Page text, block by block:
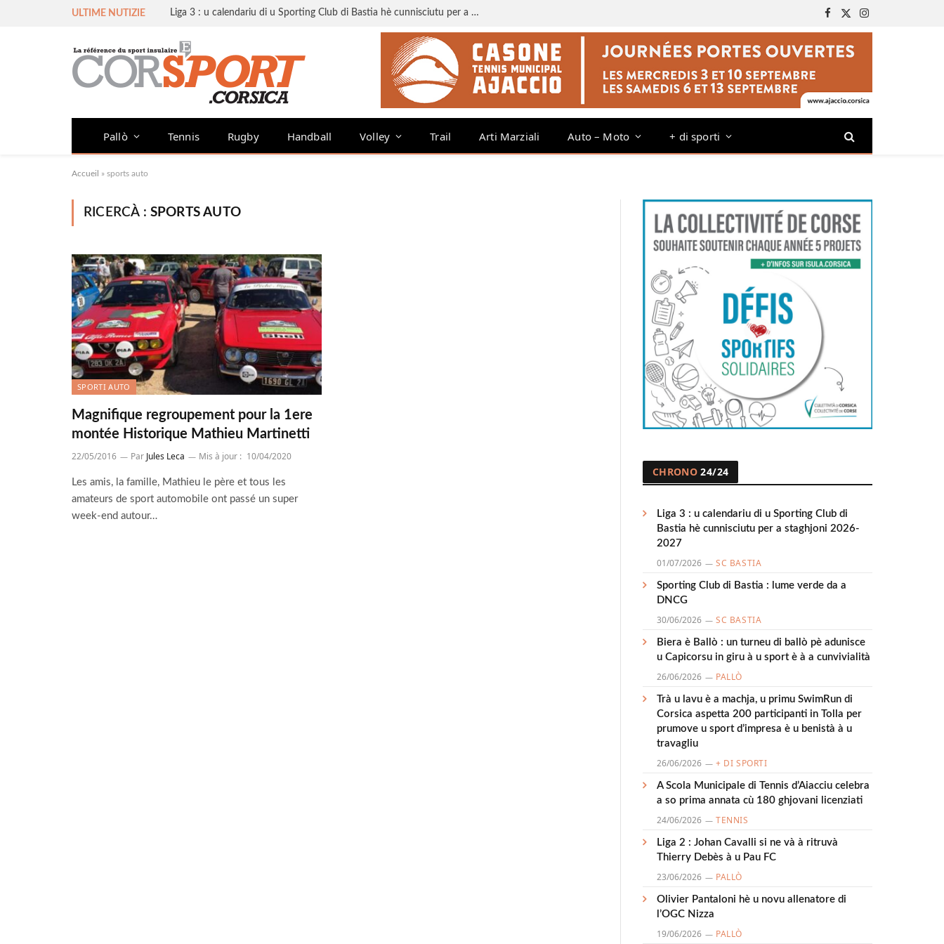
ULTIME NUTIZIE Liga 3 : u calendariu di u Sporting Club di Bastia hè cunnisciutu per a staghjoni 2026-2027
Facebook
X
(Twitter)
Instagram
Pallò Tennis Rugby Handball Volley Trail Arti Marziali Auto – Moto + di sporti
Accueil » sports auto
RICERCÀ : SPORTS AUTO
SPORTI AUTO
Magnifique regroupement pour la 1ere
montée Historique Mathieu Martinetti
22/05/2016 Par Jules Leca Mis à jour : 10/04/2020
Les amis, la famille, Mathieu le père et tous les
amateurs de sport automobile ont passé un super
week-end autour…
CHRONO 24/24
Liga 3 : u calendariu di u Sporting Club di
Bastia hè cunnisciutu per a staghjoni 2026-
2027
01/07/2026 SC BASTIA
Sporting Club di Bastia : lume verde da a
DNCG
30/06/2026 SC BASTIA
Biera è Ballò : un turneu di ballò pè adunisce
u Capicorsu in giru à u sport è à a cunvivialità
26/06/2026 PALLÒ
Trà u lavu è a machja, u primu SwimRun di
Corsica aspetta 200 participanti in Tolla per
prumove u sport d’impresa è u benistà à u
travagliu
26/06/2026 + DI SPORTI
A Scola Municipale di Tennis d’Aiacciu celebra
a so prima annata cù 180 ghjovani licenziati
24/06/2026 TENNIS
Liga 2 : Johan Cavalli si ne và à ritruvà
Thierry Debès à u Pau FC
23/06/2026 PALLÒ
Olivier Pantaloni hè u novu allenatore di
l’OGC Nizza
19/06/2026 PALLÒ